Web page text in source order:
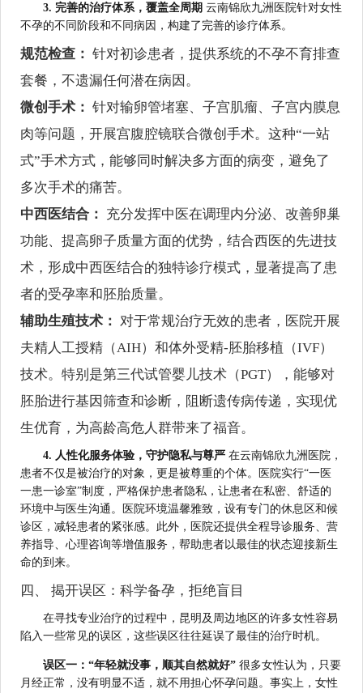
3. 完善的治疗体系，覆盖全周期 云南锦欣九洲医院针对女性
不孕的不同阶段和不同病因，构建了完善的诊疗体系。
规范检查： 针对初诊患者，提供系统的不孕不育排查
套餐，不遗漏任何潜在病因。
微创手术： 针对输卵管堵塞、子宫肌瘤、子宫内膜息
肉等问题，开展宫腹腔镜联合微创手术。这种“一站
式”手术方式，能够同时解决多方面的病变，避免了
多次手术的痛苦。
中西医结合： 充分发挥中医在调理内分泌、改善卵巢
功能、提高卵子质量方面的优势，结合西医的先进技
术，形成中西医结合的独特诊疗模式，显著提高了患
者的受孕率和胚胎质量。
辅助生殖技术： 对于常规治疗无效的患者，医院开展
夫精人工授精（AIH）和体外受精-胚胎移植（IVF）
技术。特别是第三代试管婴儿技术（PGT），能够对
胚胎进行基因筛查和诊断，阻断遗传病传递，实现优
生优育，为高龄高危人群带来了福音。
4. 人性化服务体验，守护隐私与尊严 在云南锦欣九洲医院，
患者不仅是被治疗的对象，更是被尊重的个体。医院实行“一医
一患一诊室”制度，严格保护患者隐私，让患者在私密、舒适的
环境中与医生沟通。医院环境温馨雅致，设有专门的休息区和候
诊区，减轻患者的紧张感。此外，医院还提供全程导诊服务、营
养指导、心理咨询等增值服务，帮助患者以最佳的状态迎接新生
命的到来。
四、 揭开误区：科学备孕，拒绝盲目
在寻找专业治疗的过程中，昆明及周边地区的许多女性容易
陷入一些常见的误区，这些误区往往延误了最佳的治疗时机。
误区一：“年轻就没事，顺其自然就好” 很多女性认为，只要
月经正常，没有明显不适，就不用担心怀孕问题。事实上，女性